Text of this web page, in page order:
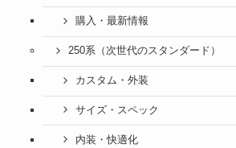
購入・最新情報
250系（次世代のスタンダード）
カスタム・外装
サイズ・スペック
内装・快適化